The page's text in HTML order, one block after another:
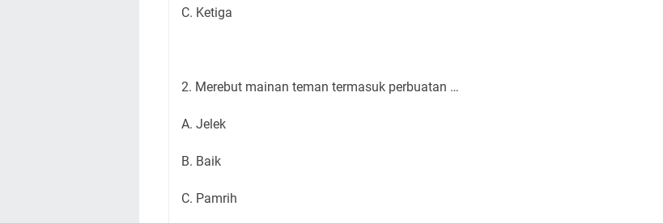
C. Ketiga
2. Merebut mainan teman termasuk perbuatan …
A. Jelek
B. Baik
C. Pamrih